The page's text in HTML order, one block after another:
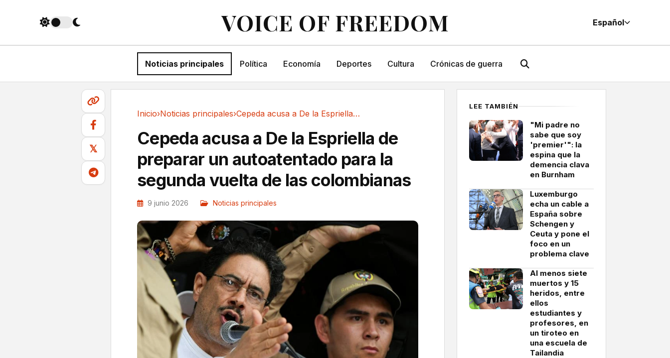
VOICE OF FREEDOM Español
Noticias principales Política Economía Deportes Cultura Crónicas de guerra
𝕏
Inicio›Noticias principales› Cepeda acusa a De la Espriella de preparar un...
Cepeda acusa a De la Espriella de
preparar un autoatentado para la
segunda vuelta de las colombianas
9 junio 2026 Noticias principales
LEE TAMBIÉN
"Mi padre no
sabe que soy
'premier'": la
espina que la
demencia clava
en Burnham
Luxemburgo
echa un cable a
España sobre
Schengen y
Ceuta y pone el
foco en un
problema clave
Al menos siete
muertos y 15
heridos, entre
ellos
estudiantes y
profesores, en
un tiroteo en
una escuela de
Tailandia